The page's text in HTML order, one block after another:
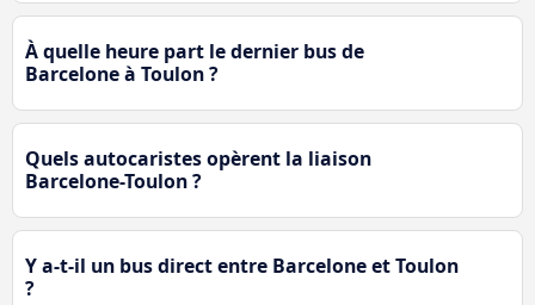
À quelle heure part le dernier bus de
Barcelone à Toulon ?
Quels autocaristes opèrent la liaison
Barcelone-Toulon ?
Y a-t-il un bus direct entre Barcelone et Toulon
?